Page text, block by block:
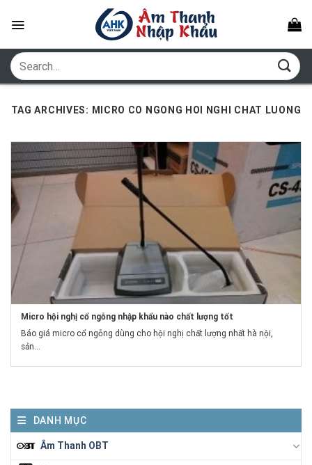
Search
for:
TAG ARCHIVES: MICRO CO NGONG HOI NGHI CHAT LUONG
DANH MỤC
Âm Thanh OBT
Micro hội nghị cổ ngỗng nhập khẩu nào chất lượng tốt
Báo giá micro cổ ngỗng dùng cho hội nghị chất lượng nhất hà nội,
sản...